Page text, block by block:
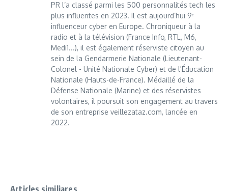
PR l’a classé parmi les 500 personnalités tech les
plus influentes en 2023. Il est aujourd’hui 9ᵉ
influenceur cyber en Europe. Chroniqueur à la
radio et à la télévision (France Info, RTL, M6,
Medi1...), il est également réserviste citoyen au
sein de la Gendarmerie Nationale (Lieutenant-
Colonel - Unité Nationale Cyber) et de l'Éducation
Nationale (Hauts-de-France). Médaillé de la
Défense Nationale (Marine) et des réservistes
volontaires, il poursuit son engagement au travers
de son entreprise veillezataz.com, lancée en
2022.
Articles similiares